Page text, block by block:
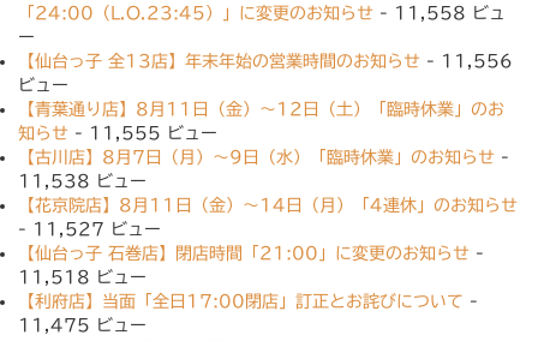
「24:00（L.O.23:45）」に変更のお知らせ - 11,558 ビュ
ー
【仙台っ子 全13店】年末年始の営業時間のお知らせ - 11,556
ビュー
【青葉通り店】8月11日（金）〜12日（土）「臨時休業」のお
知らせ - 11,555 ビュー
【古川店】8月7日（月）〜9日（水）「臨時休業」のお知らせ -
11,538 ビュー
【花京院店】8月11日（金）〜14日（月）「4連休」のお知らせ
- 11,527 ビュー
【仙台っ子 石巻店】閉店時間「21:00」に変更のお知らせ -
11,518 ビュー
【利府店】当面「全日17:00閉店」訂正とお詫びについて -
11,475 ビュー